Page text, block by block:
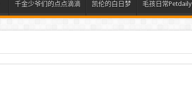
千金少爷们的点点滴滴 凯伦的白日梦 毛孩日常Petdaily